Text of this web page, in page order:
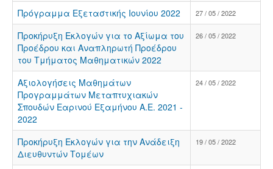
Πρόγραμμα Εξεταστικής Ιουνίου 2022 27 / 05 / 2022
Προκήρυξη Εκλογών για το Αξίωμα του
Προέδρου και Αναπληρωτή Προέδρου
του Τμήματος Μαθηματικών 2022
26 / 05 / 2022
Αξιολογήσεις Μαθημάτων
Προγραμμάτων Μεταπτυχιακών
Σπουδών Eαρινού Eξαμήνου Α.Ε. 2021 -
2022
24 / 05 / 2022
Προκήρυξη Εκλογών για την Ανάδειξη
Διευθυντών Τομέων
19 / 05 / 2022